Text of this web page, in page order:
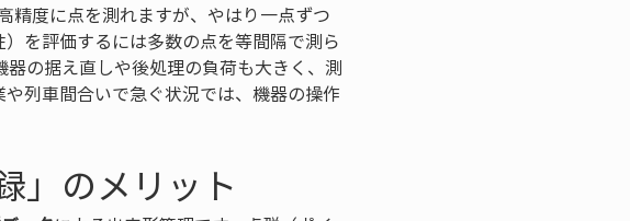
精度に点を測れますが、やはり一点ずつ
を評価するには多数の点を等間隔で測ら
の据え直しや後処理の負荷も大きく、測
列車間合いで急ぐ状況では、機器の操作
」のメリット